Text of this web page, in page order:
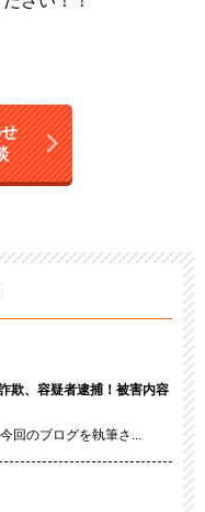
欺、容疑者逮捕！被害内容
回のブログを執筆さ...